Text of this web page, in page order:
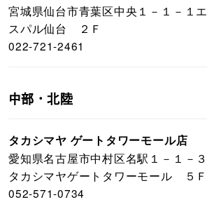
宮城県仙台市青葉区中央１－１－１エ
スパル仙台 ２Ｆ
022-721-2461
中部・北陸
タカシマヤ ゲートタワーモール店
愛知県名古屋市中村区名駅１－１－３
タカシマヤゲートタワーモール ５Ｆ
052-571-0734